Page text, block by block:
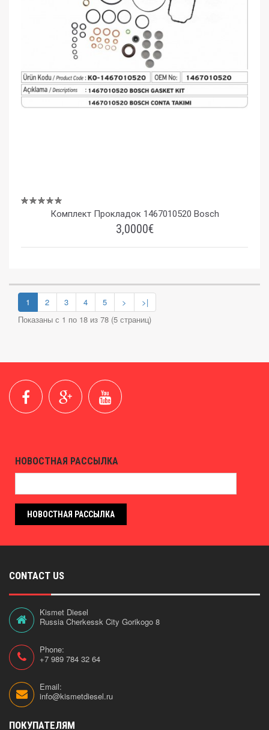
Комплект Прокладок 1467010520 Bosch
3,0000€
1 2 3 4 5 >
>|
Показаны с 1 по 18 из 78 (5 страниц)
НОВОСТНАЯ РАССЫЛКА
НОВОСТНАЯ РАССЫЛКА
CONTACT US
Kismet Diesel
Russia Cherkessk City Gorikogo 8
Phone:
+7 989 784 32 64
Email:
info@kismetdiesel.ru
ПОКУПАТЕЛЯМ